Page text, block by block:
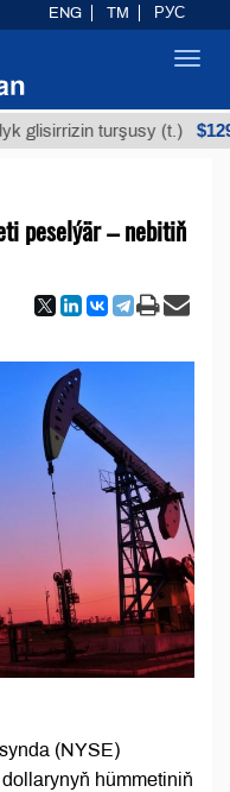
turşusy (t.) $12935,18
peselýär – nebitiň
(NYSE)
hümmetiniň
ENG TM РУС